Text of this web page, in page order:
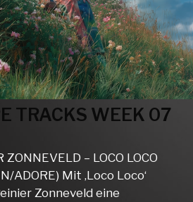
TRACKS WEEK 07
ZONNEVELD – LOCO LOCO
ADORE) Mit ‚Loco Loco‘
Zonneveld eine